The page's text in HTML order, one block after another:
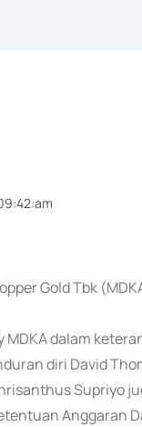
Gold Tbk
MDKA dalam
diri David
Supriyo
Anggaran